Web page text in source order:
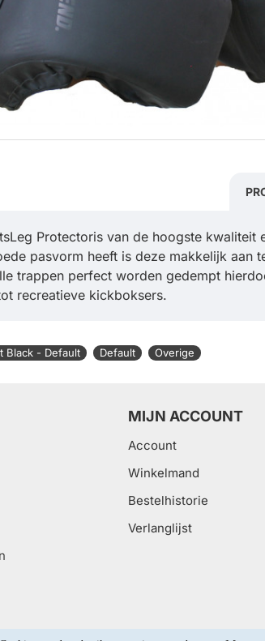
Protectoris van de hoogste
pasvorm heeft is deze makkelijk
trappen perfect worden gedempt
recreatieve kickboksers.
Black - Default Default Overige
MIJN ACCOUNT
Account
Winkelmand
Bestelhistorie
Verlanglijst